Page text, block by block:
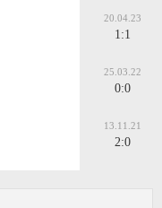
20.04.23
1:1
25.03.22
0:0
13.11.21
2:0